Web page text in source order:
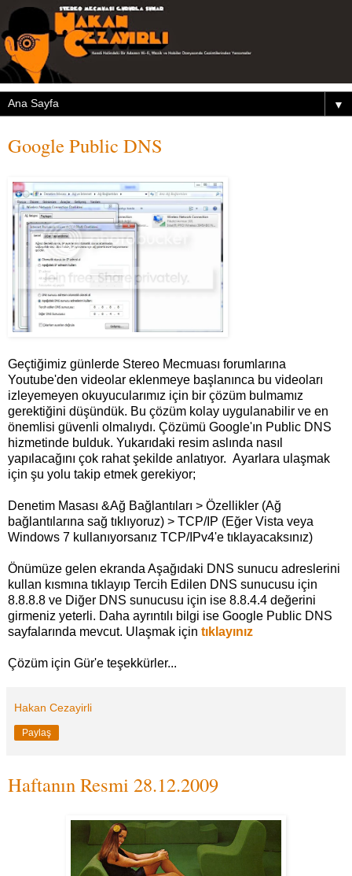
▼
Google Public DNS
Geçtiğimiz günlerde Stereo Mecmuası forumlarına
Youtube'den videolar eklenmeye başlanınca bu videoları
izleyemeyen okuyucularımız için bir çözüm bulmamız
gerektiğini düşündük. Bu çözüm kolay uygulanabilir ve en
önemlisi güvenli olmalıydı. Çözümü Google'ın Public DNS
hizmetinde bulduk. Yukarıdaki resim aslında nasıl
yapılacağını çok rahat şekilde anlatıyor. Ayarlara ulaşmak
için şu yolu takip etmek gerekiyor;
Denetim Masası &Ağ Bağlantıları > Özellikler (Ağ
bağlantılarına sağ tıklıyoruz) > TCP/IP (Eğer Vista veya
Windows 7 kullanıyorsanız TCP/IPv4'e tıklayacaksınız)
Önümüze gelen ekranda Aşağıdaki DNS sunucu adreslerini
kullan kısmına tıklayıp Tercih Edilen DNS sunucusu için
8.8.8.8 ve Diğer DNS sunucusu için ise 8.8.4.4 değerini
girmeniz yeterli. Daha ayrıntılı bilgi ise Google Public DNS
sayfalarında mevcut. Ulaşmak için tıklayınız
Çözüm için Gür'e teşekkürler...
Hakan Cezayirli
Paylaş
Haftanın Resmi 28.12.2009